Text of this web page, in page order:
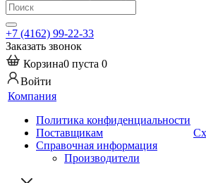
+7 (4162) 99-22-33
Заказать звонок
Корзина0 пуста 0
Войти
Компания
Политика конфиденциальности
Поставщикам
Справочная информация
Производители